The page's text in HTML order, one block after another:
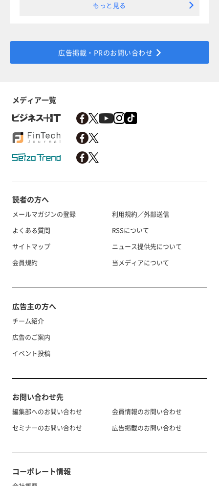
もっと見る
広告掲載・PRのお問い合わせ
メディア一覧
読者の方へ
メールマガジンの登録
よくある質問
サイトマップ
会員規約
利用規約／外部送信
RSSについて
ニュース提供先について
当メディアについて
広告主の方へ
チーム紹介
広告のご案内
イベント投稿
お問い合わせ先
編集部へのお問い合わせ
セミナーのお問い合わせ
会員情報のお問い合わせ
広告掲載のお問い合わせ
コーポレート情報